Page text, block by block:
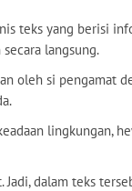
teks yang berisi
langsung.
oleh si pengamat
lingkungan,
dalam teks